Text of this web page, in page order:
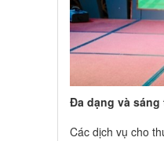
Đa dạng và sáng
Các dịch vụ cho